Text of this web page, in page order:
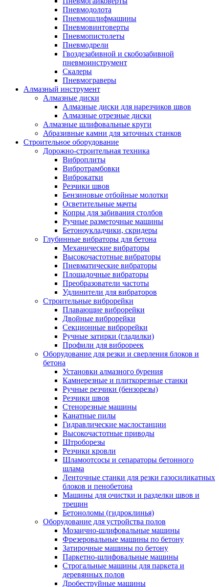
Пневмодолота
Пневмошлифмашины
Пневмовинтоверты
Пневмопистолеты
Пневмодрели
Гвоздезабивной и скобозабивной
пневмоинструмент
Скалеры
Пневмограверы
Алмазный инструмент
Алмазные диски
Алмазные диски для нарезчиков швов
Алмазные отрезные диски
Алмазные шлифовальные круги
Абразивные камни для заточных станков
Строительное оборудование
Дорожно-строительная техника
Виброплиты
Вибротрамбовки
Виброкатки
Резчики швов
Бензиновые отбойные молотки
Осветительные мачты
Копры для забивания столбов
Ручные разметочные машины
Бетоноукладчики, скридеры
Глубинные вибраторы для бетона
Механические вибраторы
Высокочастотные вибраторы
Пневматические вибраторы
Площадочные вибраторы
Преобразователи частоты
Удлинители для вибраторов
Строительные виброрейки
Плавающие виброрейки
Двойные виброрейки
Секционные виброрейки
Ручные затирки (гладилки)
Профили для виброреек
Оборудование для резки и сверления блоков и
бетона
Установки алмазного бурения
Камнерезные и плиткорезные станки
Ручные резчики (бензорезы)
Резчики швов
Стенорезные машины
Канатные пилы
Гидравлические маслостанции
Высокочастотные приводы
Штроборезы
Резчики кровли
Шламоотсосы и сепараторы бетонного
шлама
Ленточные станки для резки газосиликатных
блоков и пенобетона
Машины для очистки и разделки швов и
трещин
Бетоноломы (гидроклинья)
Оборудование для устройства полов
Мозаично-шлифовальные машины
Фрезеровальные машины по бетону
Затирочные машины по бетону
Паркетно-шлифовальные машины
Строгальные машины для паркета и
деревянных полов
Дробеструйные машины